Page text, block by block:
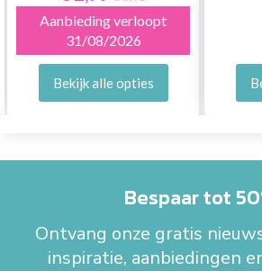
Aanbieding verloopt
31/08/2026
Bekijk alle opties
Bespaar tot
Ontvang onze gratis
inspiratie, aanbiedingen